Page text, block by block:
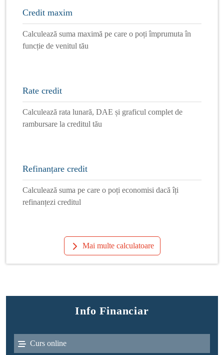
Credit maxim
Calculează suma maximă pe care o poți împrumuta în
funcție de venitul tău
Rate credit
Calculează rata lunară, DAE și graficul complet de
rambursare la creditul tău
Refinanțare credit
Calculează suma pe care o poți economisi dacă îți
refinanțezi creditul
Mai multe calculatoare
Info Financiar
Curs online